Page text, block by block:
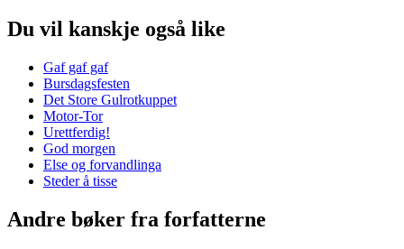
Du vil kanskje også like
Gaf gaf gaf
Bursdagsfesten
Det Store Gulrotkuppet
Motor-Tor
Urettferdig!
God morgen
Else og forvandlinga
Steder å tisse
Andre bøker fra forfatterne